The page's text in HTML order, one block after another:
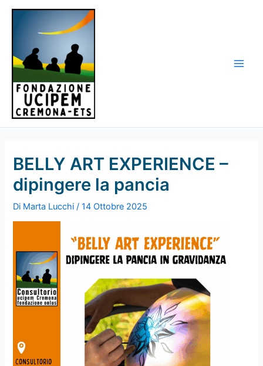
contenuto
BELLY ART EXPERIENCE –
dipingere la pancia
Di Marta Lucchi/14 Ottobre 2025